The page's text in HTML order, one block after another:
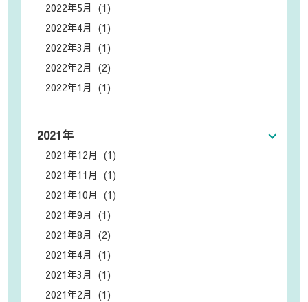
2022年5月 (1)
2022年4月 (1)
2022年3月 (1)
2022年2月 (2)
2022年1月 (1)
2021年
2021年12月 (1)
2021年11月 (1)
2021年10月 (1)
2021年9月 (1)
2021年8月 (2)
2021年4月 (1)
2021年3月 (1)
2021年2月 (1)